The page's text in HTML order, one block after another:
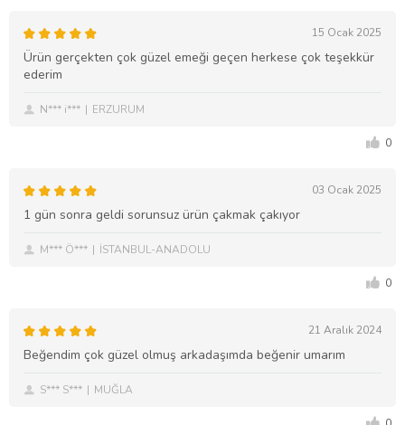
15 Ocak 2025
Ürün gerçekten çok güzel emeği geçen herkese çok teşekkür
ederim
N*** i*** ERZURUM
0
03 Ocak 2025
1 gün sonra geldi sorunsuz ürün çakmak çakıyor
M*** Ö*** İSTANBUL-ANADOLU
0
21 Aralık 2024
Beğendim çok güzel olmuş arkadaşımda beğenir umarım
S*** S*** MUĞLA